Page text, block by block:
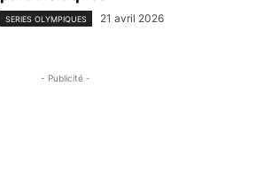
SERIES OLYMPIQUES 21 avril 2026
- Publicité -